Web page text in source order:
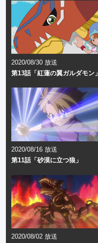
2020/08/30 放送
第13話「紅蓮の翼ガルダモン」
2020/08/16 放送
第11話「砂漠に立つ狼」
2020/08/02 放送